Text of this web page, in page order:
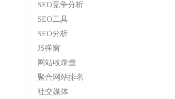
SEO竞争分析
SEO工具
SEO分析
JS弹窗
网站收录量
聚合网站排名
社交媒体